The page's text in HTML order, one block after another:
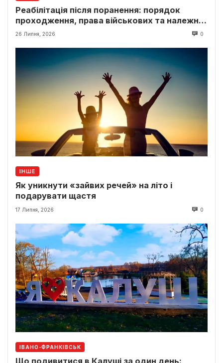
Реабілітація після поранення: порядок
проходження, права військових та належні
виплати
26 Липня, 2026 0
ІНШЕ
Як уникнути «зайвих речей» на літо і
подарувати щастя
17 Липня, 2026 0
ІВАНО-ФРАНКІВСЬК
Що подивитися в Калуші за один день: